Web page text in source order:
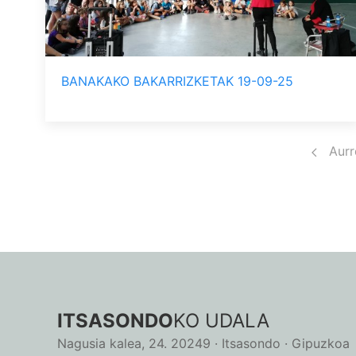
BANAKAKO BAKARRIZKETAK 19-09-25
ITSASONDOKO UDALA
Nagusia kalea, 24. 20249 · Itsasondo · Gipuzkoa